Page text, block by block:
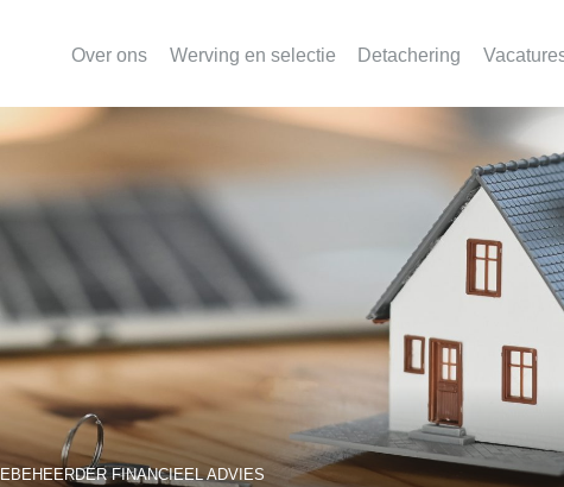
Over ons Werving en selectie Detachering
FINANCIEEL ADVIES